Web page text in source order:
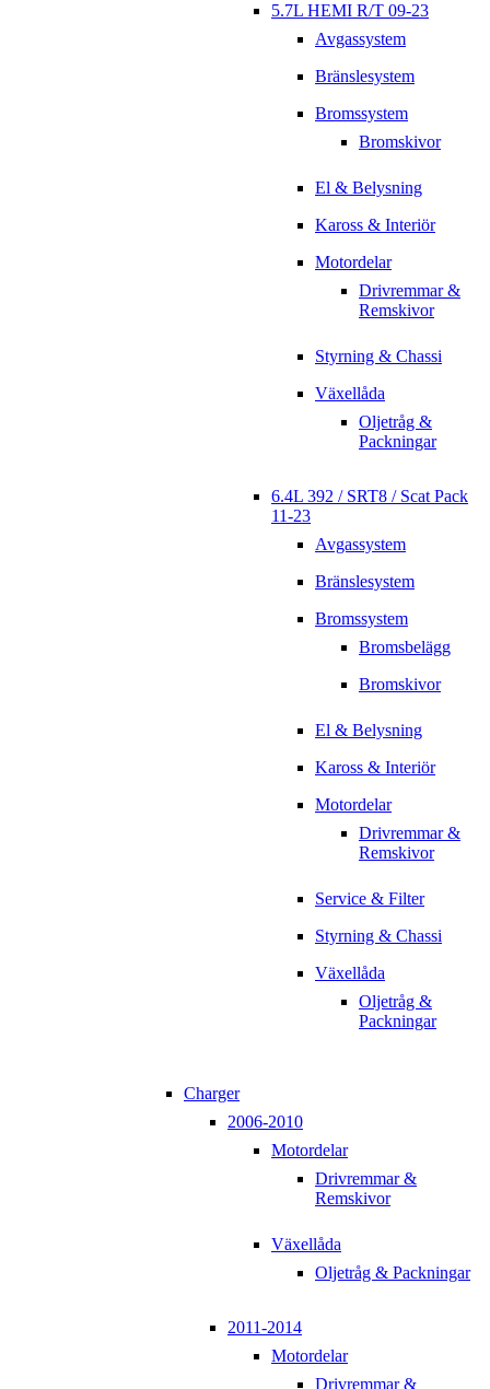
5.7L HEMI R/T 09-23
Avgassystem
Bränslesystem
Bromssystem
Bromskivor
El & Belysning
Kaross & Interiör
Motordelar
Drivremmar &
Remskivor
Styrning & Chassi
Växellåda
Oljetråg &
Packningar
6.4L 392 / SRT8 / Scat Pack
11-23
Avgassystem
Bränslesystem
Bromssystem
Bromsbelägg
Bromskivor
El & Belysning
Kaross & Interiör
Motordelar
Drivremmar &
Remskivor
Service & Filter
Styrning & Chassi
Växellåda
Oljetråg &
Packningar
Charger
2006-2010
Motordelar
Drivremmar &
Remskivor
Växellåda
Oljetråg & Packningar
2011-2014
Motordelar
Drivremmar &